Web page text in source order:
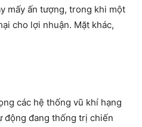
mấy ấn tượng, trong khi một
cho lợi nhuận. Mặt khác,
các hệ thống vũ khí hạng
động đang thống trị chiến